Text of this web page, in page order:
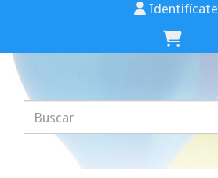
Identifícate